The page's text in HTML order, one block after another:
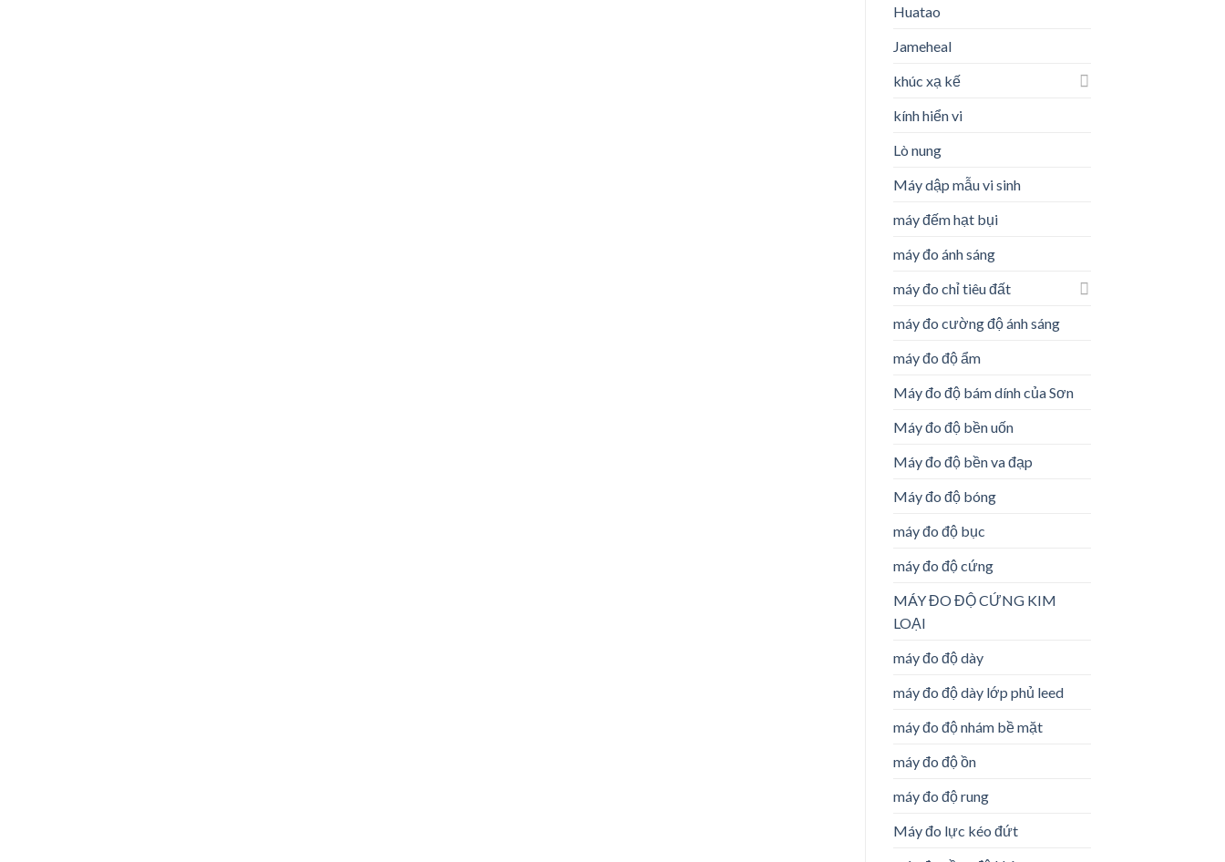
Huatao
Jameheal
khúc xạ kế
kính hiển vi
Lò nung
Máy dập mẫu vi sinh
máy đếm hạt bụi
máy đo ánh sáng
máy đo chỉ tiêu đất
máy đo cường độ ánh sáng
máy đo độ ẩm
Máy đo độ bám dính của Sơn
Máy đo độ bền uốn
Máy đo độ bền va đạp
Máy đo độ bóng
máy đo độ bục
máy đo độ cứng
MÁY ĐO ĐỘ CỨNG KIM
LOẠI
máy đo độ dày
máy đo độ dày lớp phủ leed
máy đo độ nhám bề mặt
máy đo độ ồn
máy đo độ rung
Máy đo lực kéo đứt